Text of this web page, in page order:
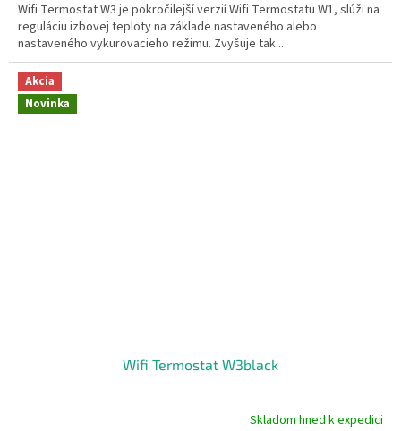
z
5
hviezdičiek.
Wifi Termostat W3 je pokročilejší verzií Wifi Termostatu W1, slúži na
reguláciu izbovej teploty na základe nastaveného alebo
nastaveného vykurovacieho režimu. Zvyšuje tak...
Akcia
Novinka
Wifi Termostat W3black
Skladom hned k expedici